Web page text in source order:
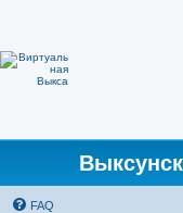
FAQ